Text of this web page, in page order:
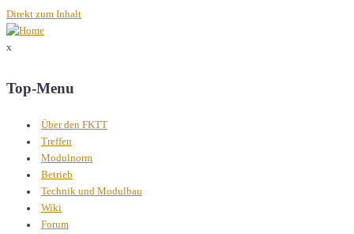
Direkt zum Inhalt
x
Top-Menu
Über den FKTT
Treffen
Modulnorm
Betrieb
Technik und Modulbau
Wiki
Forum